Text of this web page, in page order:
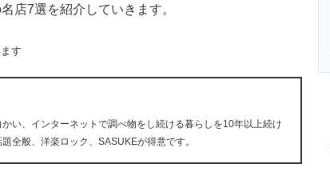
店7選を紹介していきます。
す
い、インターネットで調べ物をし続ける暮らしを10年以上続け
全般、洋楽ロック、SASUKEが得意です。